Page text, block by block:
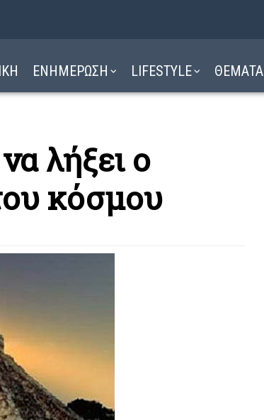
ΕΝΗΜΕΡΩΣΗ LIFESTYLE ΘΕΜΑΤΑ
λήξει ο
κόσμου